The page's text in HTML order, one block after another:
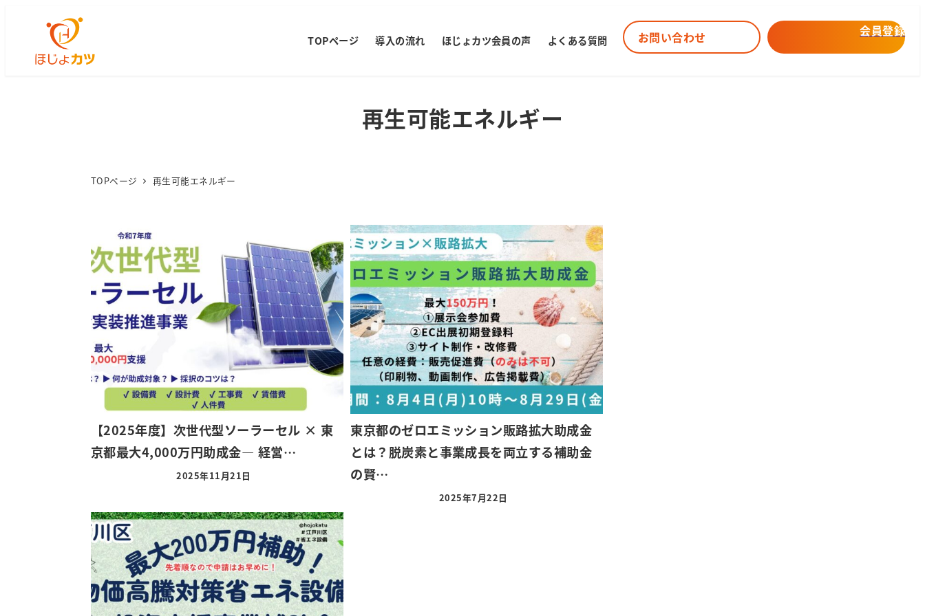
TOPページ 導入の流れ ほじょカツ会員の声 よくある質問 お問い合わせ 会員登録
再生可能エネルギー
TOPページ 再生可能エネルギー
【2025年度】次世代型ソーラーセル × 東
京都最大4,000万円助成金― 経営…
2025年11月21日
東京都のゼロエミッション販路拡大助成金
とは？脱炭素と事業成長を両立する補助金
の賢…
2025年7月22日